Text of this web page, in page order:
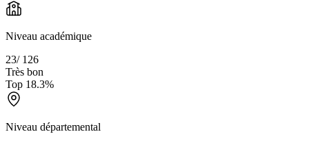
Niveau académique
23/ 126
Très bon
Top 18.3%
Niveau départemental